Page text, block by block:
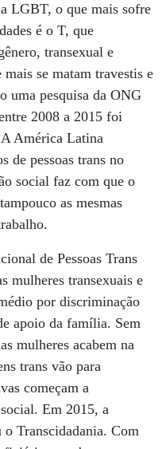
LGBT, o que mais sofre
é o T, que
transexual e
se matam travestis e
uma pesquisa da ONG
2008 a 2015 foi
América Latina
de pessoas trans no
social faz com que o
as mesmas
de Pessoas Trans
mulheres transexuais e
por discriminação
apoio da família. Sem
mulheres acabem na
trans vão para
começam a
Em 2015, a
Transcidadania. Com